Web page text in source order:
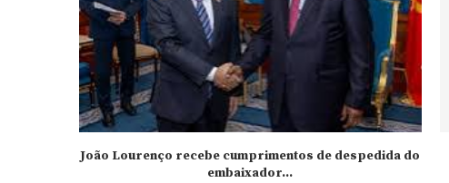
João Lourenço recebe cumprimentos de despedida do
embaixador...